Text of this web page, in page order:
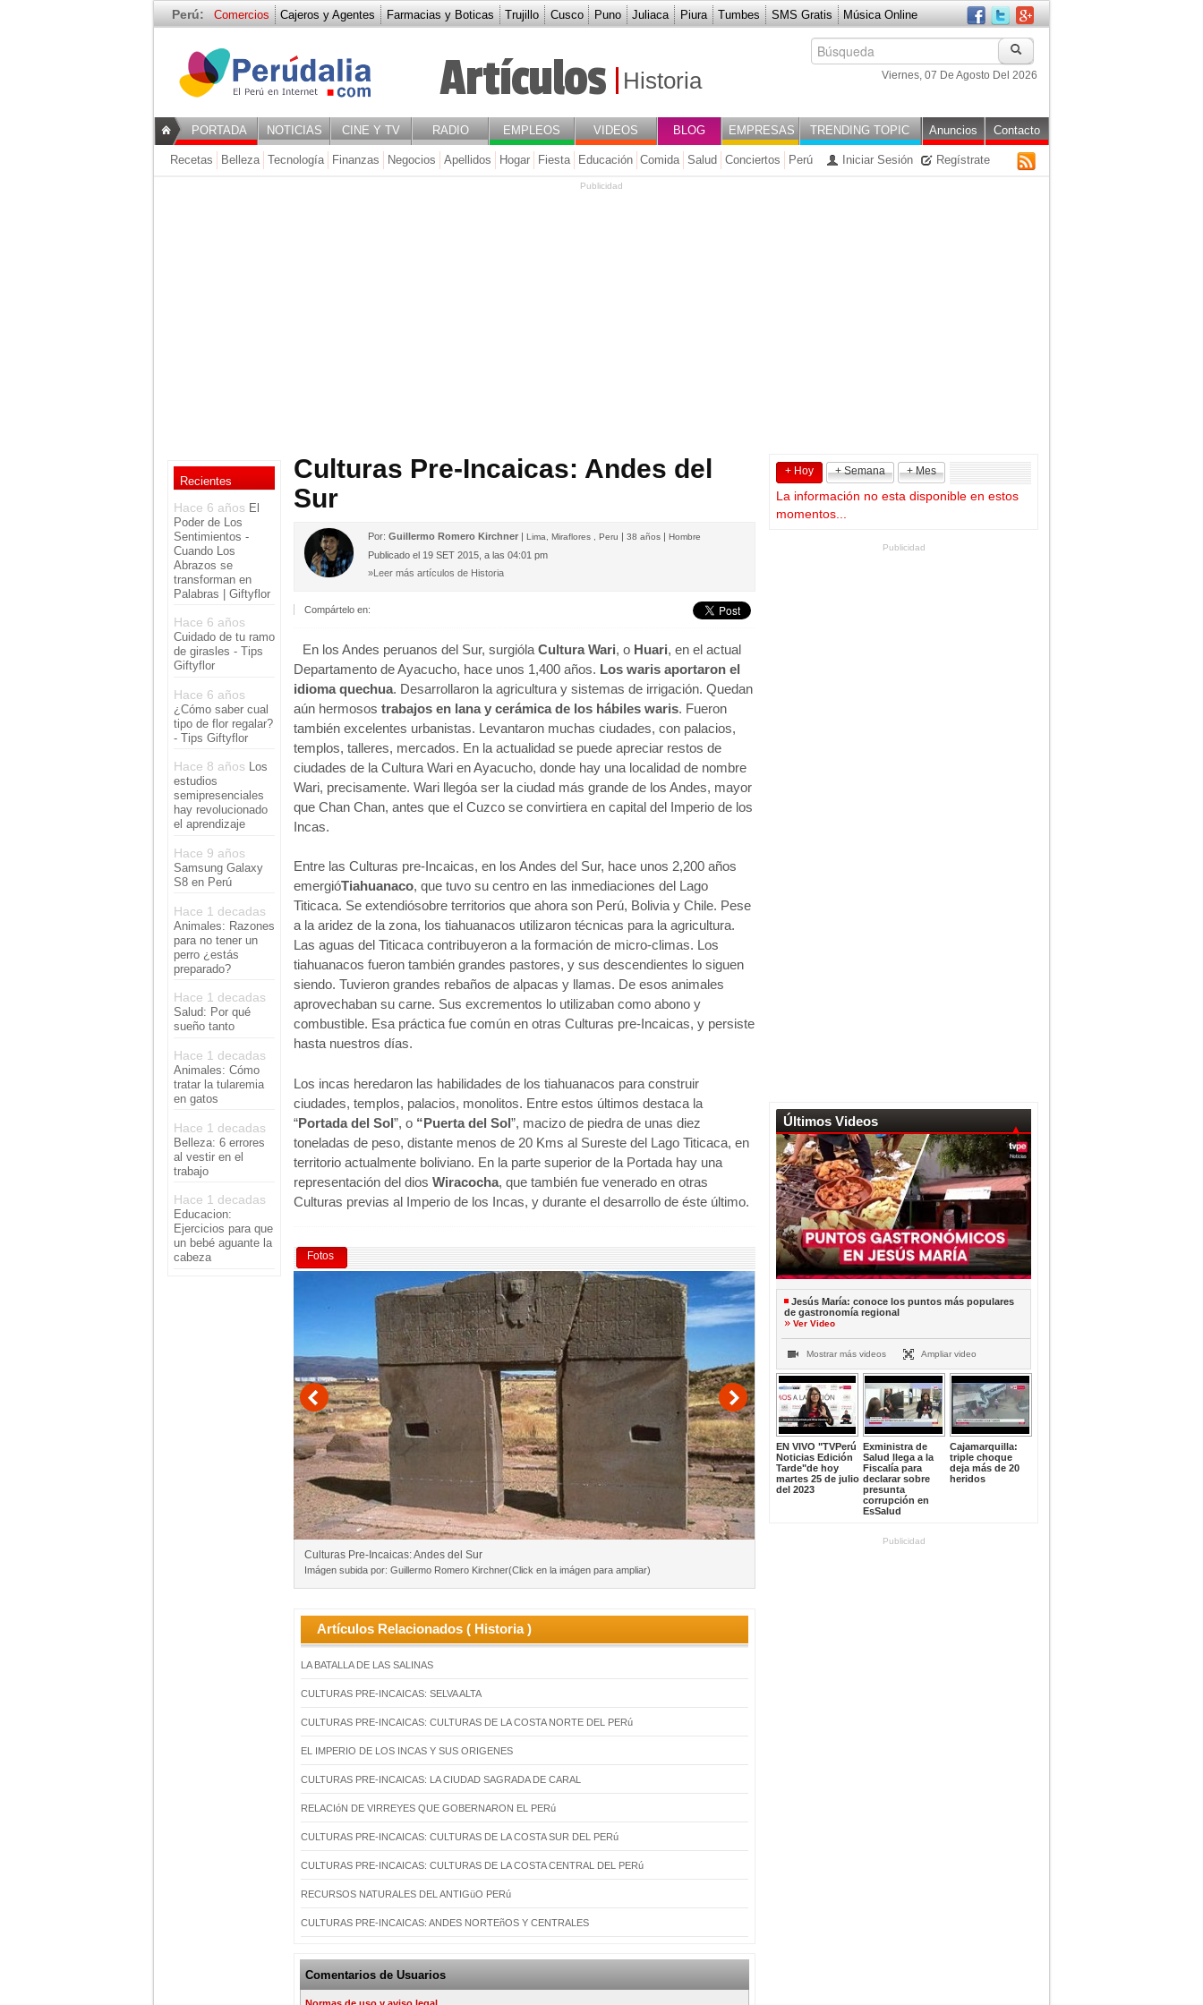
Perú: Comercios Cajeros y Agentes Farmacias y Boticas Trujillo Cusco Puno Juliaca Piura Tumbes SMS Gratis Música Online
Historia Artículos Historia Viernes, 07 De Agosto Del 2026
PORTADA NOTICIAS CINE Y TV RADIO EMPLEOS VIDEOS BLOG EMPRESAS TRENDING TOPIC Contacto
Anuncios
Recetas Belleza Tecnología Finanzas Negocios Apellidos Hogar Fiesta Educación Comida Salud Conciertos Perú Iniciar Sesión Regístrate
Publicidad
Recientes
Hace 6 años El
Poder de Los
Sentimientos -
Cuando Los
Abrazos se
transforman en
Palabras | Giftyflor
Hace 6 años
Cuidado de tu ramo
de girasles - Tips
Giftyflor
Hace 6 años
¿Cómo saber cual
tipo de flor regalar?
- Tips Giftyflor
Hace 8 años Los
estudios
semipresenciales
hay revolucionado
el aprendizaje
Hace 9 años
Samsung Galaxy
S8 en Perú
Hace 1 decadas
Animales: Razones
para no tener un
perro ¿estás
preparado?
Hace 1 decadas
Salud: Por qué
sueño tanto
Hace 1 decadas
Animales: Cómo
tratar la tularemia
en gatos
Hace 1 decadas
Belleza: 6 errores
al vestir en el
trabajo
Hace 1 decadas
Educacion:
Ejercicios para que
un bebé aguante la
cabeza
Culturas Pre-Incaicas: Andes del
Sur
Por:Guillermo Romero Kirchner‎ |Lima, Miraflores , Peru |38 años |Hombre
Publicado el 19 SET 2015, a las 04:01 pm
»Leer más artículos de Historia
Compártelo en:
En los Andes peruanos del Sur, surgióla Cultura Wari, o Huari, en el actual
Departamento de Ayacucho, hace unos 1,400 años. Los waris aportaron el
idioma quechua. Desarrollaron la agricultura y sistemas de irrigación. Quedan
aún hermosos trabajos en lana y cerámica de los hábiles waris. Fueron
también excelentes urbanistas. Levantaron muchas ciudades, con palacios,
templos, talleres, mercados. En la actualidad se puede apreciar restos de
ciudades de la Cultura Wari en Ayacucho, donde hay una localidad de nombre
Wari, precisamente. Wari llegóa ser la ciudad más grande de los Andes, mayor
que Chan Chan, antes que el Cuzco se convirtiera en capital del Imperio de los
Incas.
Entre las Culturas pre-Incaicas, en los Andes del Sur, hace unos 2,200 años
emergióTiahuanaco, que tuvo su centro en las inmediaciones del Lago
Titicaca. Se extendiósobre territorios que ahora son Perú, Bolivia y Chile. Pese
a la aridez de la zona, los tiahuanacos utilizaron técnicas para la agricultura.
Las aguas del Titicaca contribuyeron a la formación de micro-climas. Los
tiahuanacos fueron también grandes pastores, y sus descendientes lo siguen
siendo. Tuvieron grandes rebaños de alpacas y llamas. De esos animales
aprovechaban su carne. Sus excrementos lo utilizaban como abono y
combustible. Esa práctica fue común en otras Culturas pre-Incaicas, y persiste
hasta nuestros días.
Los incas heredaron las habilidades de los tiahuanacos para construir
ciudades, templos, palacios, monolitos. Entre estos últimos destaca la
“Portada del Sol”, o “Puerta del Sol”, macizo de piedra de unas diez
toneladas de peso, distante menos de 20 Kms al Sureste del Lago Titicaca, en
territorio actualmente boliviano. En la parte superior de la Portada hay una
representación del dios Wiracocha, que también fue venerado en otras
Culturas previas al Imperio de los Incas, y durante el desarrollo de éste último.
Fotos
Culturas Pre-Incaicas: Andes del Sur
Imágen subida por: Guillermo Romero Kirchner‎(Click en la imágen para ampliar)
Artículos Relacionados ( Historia )
LA BATALLA DE LAS SALINAS
CULTURAS PRE-INCAICAS: SELVA ALTA
CULTURAS PRE-INCAICAS: CULTURAS DE LA COSTA NORTE DEL PERú
EL IMPERIO DE LOS INCAS Y SUS ORIGENES
CULTURAS PRE-INCAICAS: LA CIUDAD SAGRADA DE CARAL
RELACIóN DE VIRREYES QUE GOBERNARON EL PERú
CULTURAS PRE-INCAICAS: CULTURAS DE LA COSTA SUR DEL PERú
CULTURAS PRE-INCAICAS: CULTURAS DE LA COSTA CENTRAL DEL PERú
RECURSOS NATURALES DEL ANTIGüO PERú
CULTURAS PRE-INCAICAS: ANDES NORTEñOS Y CENTRALES
Comentarios de Usuarios
+ Hoy + Semana + Mes
La información no esta disponible en estos
momentos...
Publicidad
Últimos Videos
Jesús María: conoce los puntos más populares
de gastronomía regional
Ver Video
Mostrar más videos Ampliar video
EN VIVO "TVPerú
Noticias Edición
Tarde"de hoy
martes 25 de julio
del 2023
Exministra de
Salud llega a la
Fiscalía para
declarar sobre
presunta
corrupción en
EsSalud
Cajamarquilla:
triple choque
deja más de 20
heridos
Publicidad